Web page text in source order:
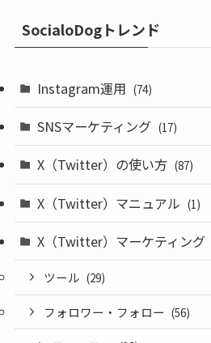
SocialoDogトレンド
Instagram運用 (74)
SNSマーケティング (17)
X（Twitter）の使い方 (87)
X（Twitter）マニュアル (1)
X（Twitter）マーケティング
ツール (29)
フォロワー・フォロー (56)